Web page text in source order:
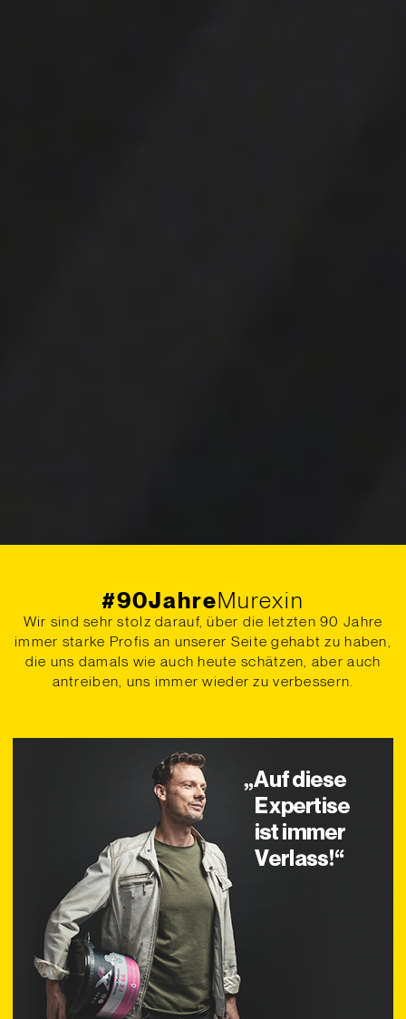
#90JahreMurexin
Wir sind sehr stolz darauf, über die letzten 90 Jahre
immer starke Profis an unserer Seite gehabt zu haben,
die uns damals wie auch heute schätzen, aber auch
antreiben, uns immer wieder zu verbessern.